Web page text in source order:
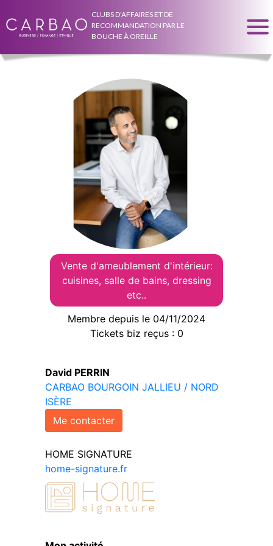
CLUBS D'AFFAIRES ET DE
RECOMMANDATION PAR LE
BOUCHE À OREILLE
Vente d'ameublement d'intérieur:
cuisines, salle de bains, dressing
etc..
Membre depuis le 04/11/2024
Tickets biz reçus : 0
David PERRIN
CARBAO BOURGOIN JALLIEU / NORD
ISÈRE
Me contacter
HOME SIGNATURE
home-signature.fr